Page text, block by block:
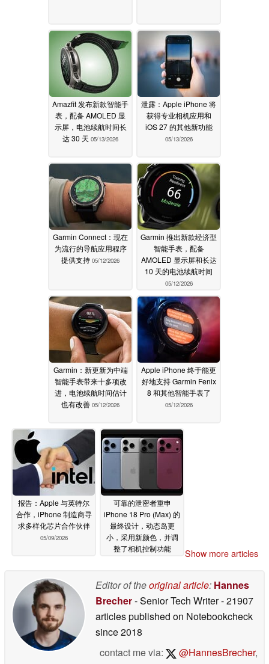
Amazfit 发布新款智能手
表，配备 AMOLED 显
示屏，电池续航时间长
达 30 天 05/13/2026
泄露：Apple iPhone 将
获得专业相机应用和
iOS 27 的其他新功能
05/13/2026
Garmin Connect：现在
为流行的导航应用程序
提供支持 05/12/2026
Garmin 推出新款经济型
智能手表，配备
AMOLED 显示屏和长达
10 天的电池续航时间
05/12/2026
Garmin：新更新为中端
智能手表带来十多项改
进，电池续航时间估计
也有改善 05/12/2026
Apple iPhone 终于能更
好地支持 Garmin Fenix
8 和其他智能手表了
05/12/2026
报告：Apple 与英特尔
合作，iPhone 制造商寻
求多样化芯片合作伙伴
05/09/2026
可靠的泄密者重申
iPhone 18 Pro (Max) 的
最终设计，动态岛更
小，采用新颜色，并调
整了相机控制功能
Show more articles
Editor of theoriginal article: Hannes
Brecher- Senior Tech Writer- 21907
articles published on Notebookcheck
since 2018
contact me via:
@HannesBrecher,